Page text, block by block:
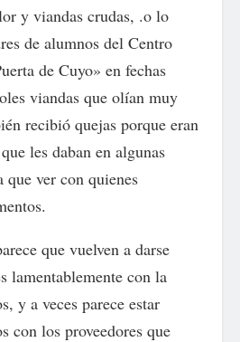
y viandas crudas, .o lo
de alumnos del Centro
de Cuyo» en fechas
viandas que olían muy
recibió quejas porque eran
les daban en algunas
que ver con quienes
que vuelven a darse
lamentablemente con la
y a veces parece estar
con los proveedores que